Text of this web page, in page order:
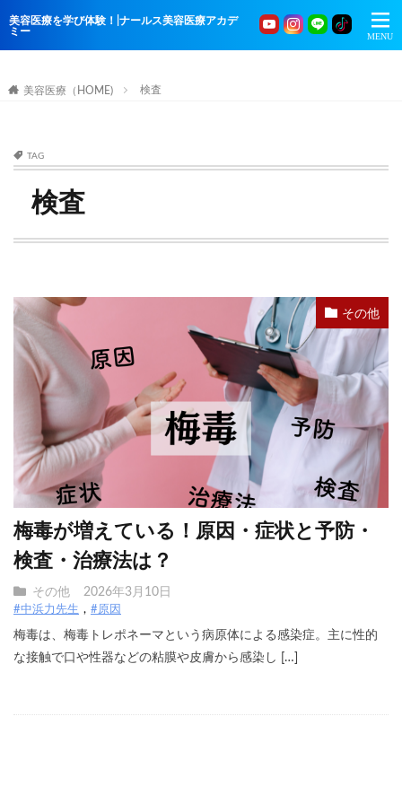
美容医療を学び体験！|ナールス美容医療アカデ
ミー
美容医療（HOME) 検査
TAG
検査
その他
梅毒が増えている！原因・症状と予防・
検査・治療法は？
その他 2026年3月10日
#中浜力先生 #原因
梅毒は、梅毒トレポネーマという病原体による感染症。主に性的
な接触で口や性器などの粘膜や皮膚から感染し […]